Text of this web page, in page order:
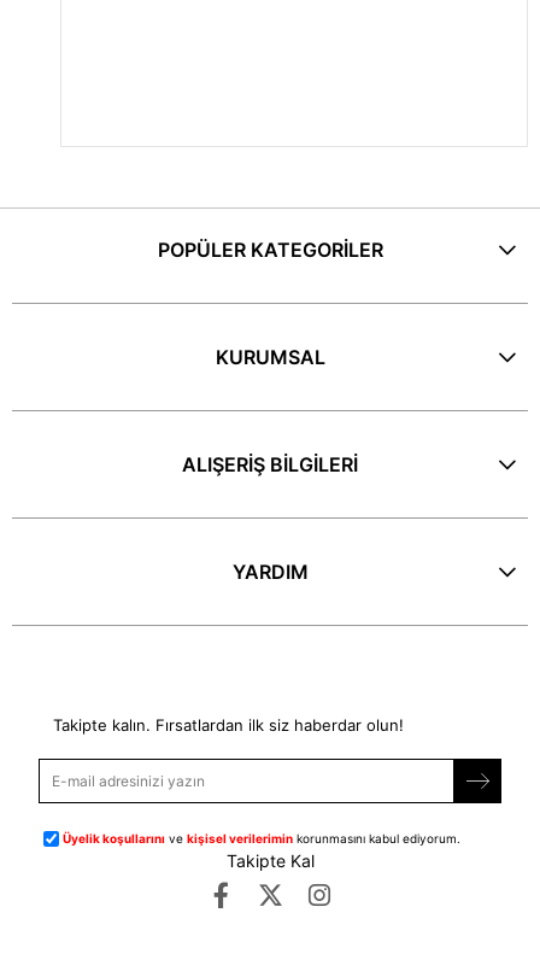
POPÜLER KATEGORİLER
KURUMSAL
ALIŞERİŞ BİLGİLERİ
YARDIM
Takipte kalın. Fırsatlardan ilk siz haberdar olun!
Üyelik koşullarını vekişisel verilerimin korunmasını kabul ediyorum.
Takipte Kal